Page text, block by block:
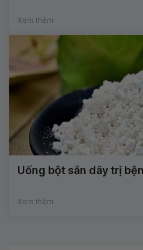
Xem thêm
Uống bột sắn dây trị
Xem thêm